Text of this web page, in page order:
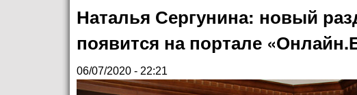
Наталья Сергунина: новый
появится на портале
06/07/2020 - 22:21